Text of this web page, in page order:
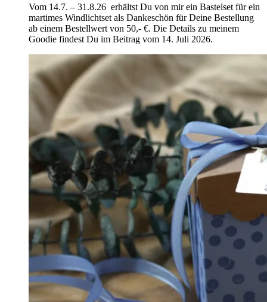
Vom 14.7. – 31.8.26 erhältst Du von mir ein Bastelset für ein
martimes Windlichtset als Dankeschön für Deine Bestellung
ab einem Bestellwert von 50,- €. Die Details zu meinem
Goodie findest Du im Beitrag vom 14. Juli 2026.